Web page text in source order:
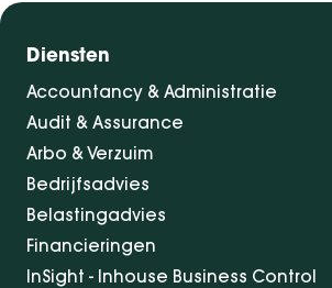
Diensten
Accountancy & Administratie
Audit & Assurance
Arbo & Verzuim
Bedrijfsadvies
Belastingadvies
Financieringen
InSight - Inhouse Business Control